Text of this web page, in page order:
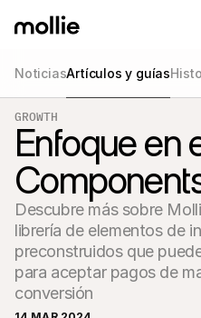
Tap
Saber
NoticiasArtículos y guías
GROWTH
Enfoque en
Descubre más sobre
librería de elementos de
preconstruidos que
para aceptar pagos de
conversión